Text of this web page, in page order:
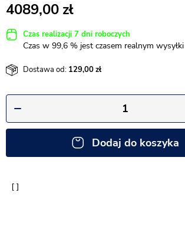
4089,00
Czas realizacji 7 dni roboczych
Czas w 99,6 % jest czasem realnym
Dostawa od: 129,00
Dodaj do koszyka